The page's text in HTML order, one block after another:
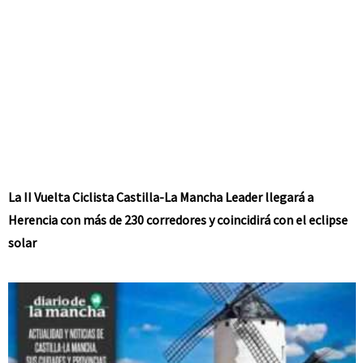
La II Vuelta Ciclista Castilla-La Mancha Leader llegará a
Herencia con más de 230 corredores y coincidirá con el eclipse
solar